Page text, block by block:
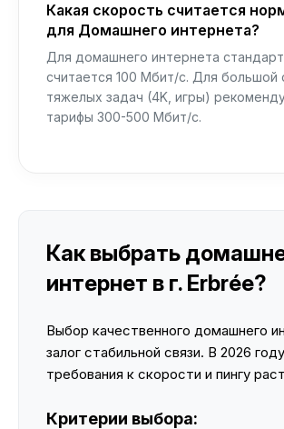
Какая скорость считается
для Домашнего интернета?
Для домашнего интернета
считается 100 Мбит/с. Для большой
тяжелых задач (4K, игры)
тарифы 300-500 Мбит/с.
Как выбрать
интернет в г. Erbrée?
Выбор качественного домашнего
залог стабильной связи. В 2026 году
требования к скорости и пингу
Критерии выбора: